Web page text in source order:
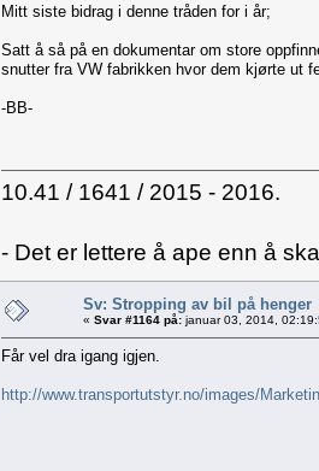
Mitt siste bidrag i denne tråden for i år;
Satt å så på en dokumentar om store
snutter fra VW fabrikken hvor dem kjørte ut
-BB-
10.41 / 1641 / 2015 - 2016.
- Det er lettere å ape enn å
Sv: Stropping av bil på henger
« Svar #1164 på: januar 03, 2014,
Får vel dra igang igjen.
http://www.transportutstyr.no/images/